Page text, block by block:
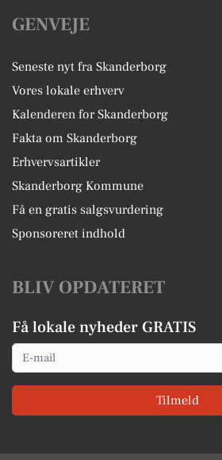
GENVEJE
Seneste nyt fra Skanderborg
Vores lokale erhverv
Kalenderen for Skanderborg
Fakta om Skanderborg
Erhvervsartikler
Skanderborg Kommune
Få en gratis salgsvurdering
Sponsoreret indhold
BLIV OPDATERET
Få lokale nyheder GRATIS
Email
Tilmeld